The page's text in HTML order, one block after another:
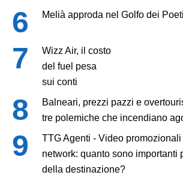
Melià approda nel Golfo dei
Wizz Air, il costo
del fuel pesa
sui conti
Balneari, prezzi pazzi e
tre polemiche che incendiano
TTG Agenti - Video promozionali
network: quanto sono importanti
della destinazione?